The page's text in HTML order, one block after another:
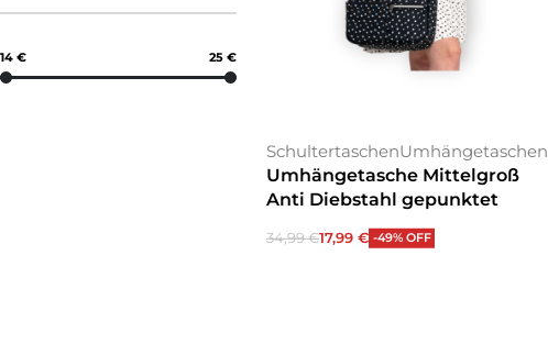
14 € 25 €
SchultertaschenUmhängetaschen
Umhängetasche Mittelgroß
Anti Diebstahl gepunktet
34,99€17,99 € -49% OFF